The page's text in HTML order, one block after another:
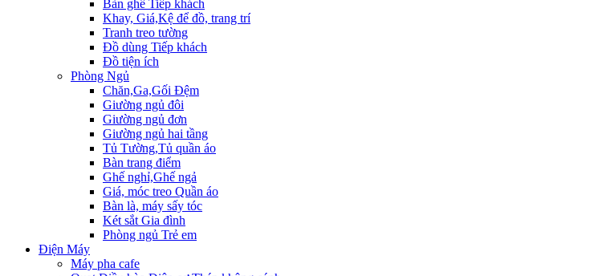
Bàn ghế Tiếp khách
Khay, Giá,Kệ để đồ, trang trí
Tranh treo tường
Đồ dùng Tiếp khách
Đồ tiện ích
Phòng Ngủ
Chăn,Ga,Gối Đệm
Giường ngủ đôi
Giường ngủ đơn
Giường ngủ hai tầng
Tủ Tường,Tủ quần áo
Bàn trang điểm
Ghế nghỉ,Ghế ngả
Giá, móc treo Quần áo
Bàn là, máy sấy tóc
Két sắt Gia đình
Phòng ngủ Trẻ em
Điện Máy
Máy pha cafe